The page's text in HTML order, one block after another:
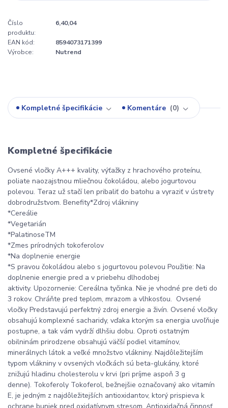
Číslo
produktu:
6,40,04
EAN kód:
8594073171399
Výrobce:
Nutrend
Kompletné špecifikácie Komentáre 0
Kompletné špecifikácie
Ovsené vločky A+++ kvality, výťažky z hrachového proteínu,
poliate naozajstnou mliečnou čokoládou, alebo jogurtovou
polevou. Teraz už stačí len pribaliť do batohu a vyraziť v ústrety
dobrodružstvom. Benefity*Zdroj vlákniny
*Cereálie
*Vegetarián
*PalatinoseTM
*Zmes prírodných tokoferolov
*Na doplnenie energie
*S pravou čokoládou alebo s jogurtovou polevou Použitie: Na
doplnenie energie pred a v priebehu dlhodobej
aktivity. Upozornenie: Cereálna tyčinka. Nie je vhodné pre deti do
3 rokov. Chráňte pred teplom, mrazom a vlhkosťou. Ovsené
vločky Predstavujú perfektný zdroj energie a živín. Ovsené vločky
obsahujú komplexné sacharidy, vďaka ktorým sa energia uvoľňuje
postupne, a tak vám vydrží dlhšiu dobu. Oproti ostatným
obilninám prirodzene obsahujú väčší podiel vitamínov,
minerálnych látok a veľké množstvo vlákniny. Najdôležitejším
typom vlákniny v ovsených vločkách sú beta-glukány, ktoré
znižujú hladinu cholesterolu v krvi (pri príjme aspoň 3 g
denne). Tokoferoly Tokoferol, bežnejšie označovaný ako vitamín
E, je jedným z najdôležitejších antioxidantov, ktorý prispieva k